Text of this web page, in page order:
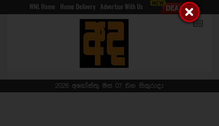
WNL Home Home Delivery Advertise With Us
2026 අගෝස්තු මස 07 වන සිකුරාදා